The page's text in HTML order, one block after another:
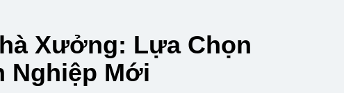
Xưởng: Lựa Chọn
Nghiệp Mới